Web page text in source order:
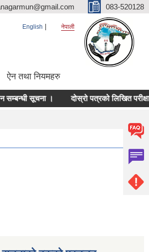
083-520128
English नेपाली
ऐन तथा नियमहरु
सूचना । दोस्रो पत्रको लिखित परीक्षा